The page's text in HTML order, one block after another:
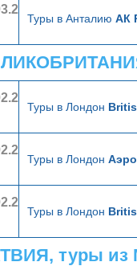
Туры в Анталию АК
Туры в Лондон
Туры в Лондон
Туры в Лондон
туры из